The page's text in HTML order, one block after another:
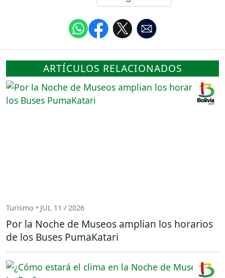
ARTÍCULOS RELACIONADOS
Turismo • JUL 11 / 2026
Por la Noche de Museos amplian los horarios
de los Buses PumaKatari